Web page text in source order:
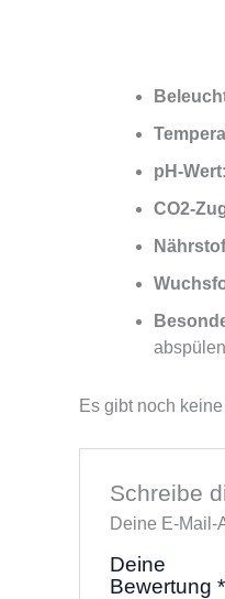
pH-Wert:
CO2-
Es gibt noch
Schreibe
Deine E-Mail-
Deine
Bewertung *